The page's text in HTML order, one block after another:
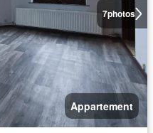
7photos
Appartement